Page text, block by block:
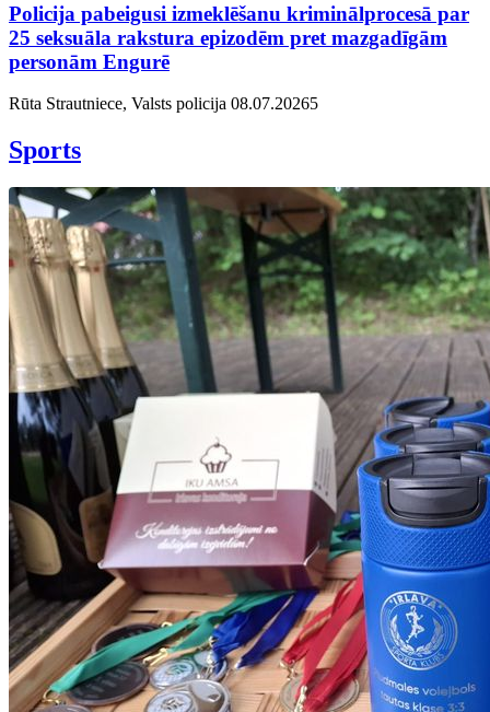
Policija pabeigusi izmeklēšanu kriminālprocesā par
25 seksuāla rakstura epizodēm pret mazgadīgām
personām Engurē
Rūta Strautniece, Valsts policija 08.07.20265
Sports